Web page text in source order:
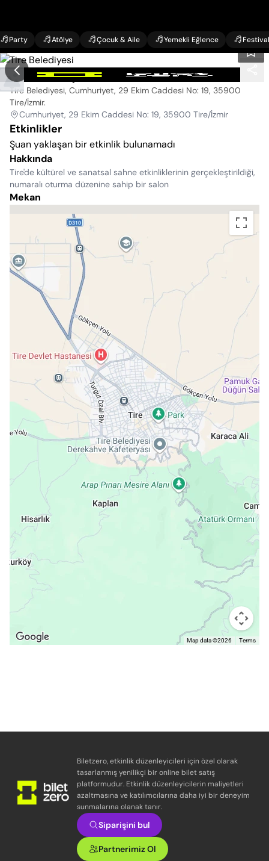
Party Atölye Çocuk & Aile Yemekli Eğlence Festival
Tire Belediyesi
Tire Belediyesi, Cumhuriyet, 29 Ekim Caddesi No: 19, 35900
Tire/İzmir.
Cumhuriyet, 29 Ekim Caddesi No: 19, 35900 Tire/İzmir
Etkinlikler
Şuan yaklaşan bir etkinlik bulunamadı
Hakkında
Tire'de kültürel ve sanatsal sahne etkinliklerinin gerçekleştirildiği,
numaralı oturma düzenine sahip bir salon
Mekan
Map data ©2026 Terms
Biletzero, etkinlik düzenleyicileri için özel olarak
tasarlanmış yenilikçi bir online bilet satış
platformudur. Etkinlik düzenleyicilerin maliyetleri
azaltmasına ve katılımcılarına daha iyi bir deneyim
sunmalarına olanak tanır.
Siparişini bul
Partnerimiz Ol